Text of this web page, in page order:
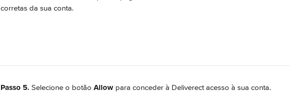
corretas da sua conta.
Passo 5. Selecione o botão Allow para conceder à Deliverect acesso à sua conta.